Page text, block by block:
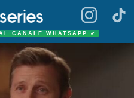
CANALE WHATSAPP ✔